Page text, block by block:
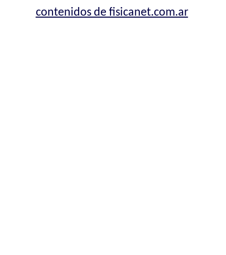
contenidos de fisicanet.com.ar